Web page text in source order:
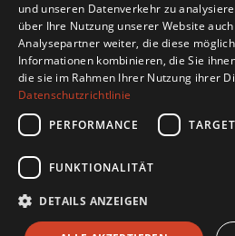
SOCIAL
und unseren Datenverkehr zu
über Ihre Nutzung unserer Website
Analysepartner weiter, die diese
Informationen kombinieren, die Sie
die sie im Rahmen Ihrer Nutzung ihrer
Datenschutzrichtlinie
PERFORMANCE
FUNKTIONALITÄT
DETAILS ANZEIGEN